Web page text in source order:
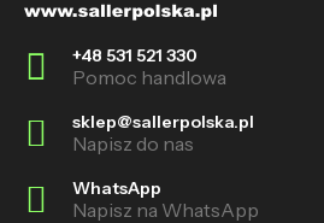
+48 531 521 330
Pomoc handlowa
sklep@sallerpolska.pl
Napisz do nas
WhatsApp
Napisz na WhatsApp